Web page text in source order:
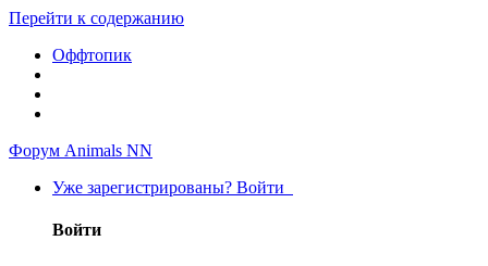
Перейти к содержанию
Оффтопик
Форум Animals NN
Уже зарегистрированы? Войти
Войти